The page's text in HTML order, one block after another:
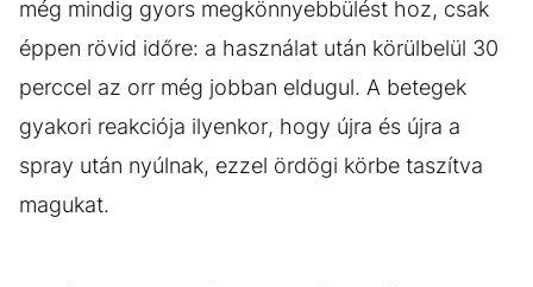
még mindig gyors megkönnyebbülést hoz, csak
éppen rövid időre: a használat után körülbelül 30
perccel az orr még jobban eldugul. A betegek
gyakori reakciója ilyenkor, hogy újra és újra a
spray után nyúlnak, ezzel ördögi körbe taszítva
magukat.